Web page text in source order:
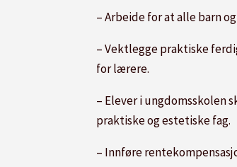
– Arbeide for at alle barn
– Vektlegge praktiske
for lærere.
– Elever i ungdomsskolen
praktiske og estetiske fag.
– Innføre